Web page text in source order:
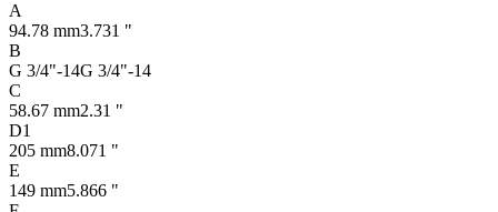
A
94.78 mm3.731 "
B
G 3/4"-14G 3/4"-14
C
58.67 mm2.31 "
D1
205 mm8.071 "
E
149 mm5.866 "